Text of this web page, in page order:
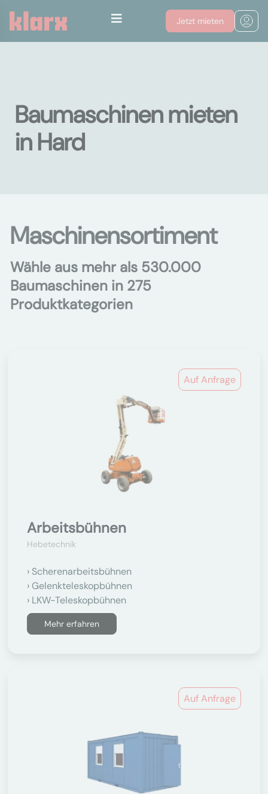
Jetzt mieten
Baumaschinen mieten
in Hard
Maschinensortiment
Wähle aus mehr als 530.000
Baumaschinen in 275
Produktkategorien
Auf Anfrage
Arbeitsbühnen
Hebetechnik
Scherenarbeitsbühnen
Gelenkteleskopbühnen
LKW-Teleskopbühnen
Mehr erfahren
Auf Anfrage